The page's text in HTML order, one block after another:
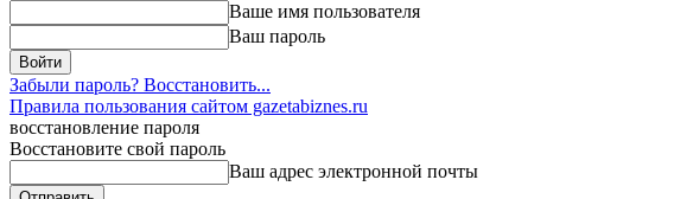
Ваше имя пользователя
Ваш пароль
Забыли пароль? Восстановить...
Правила пользования сайтом gazetabiznes.ru
восстановление пароля
Восстановите свой пароль
Ваш адрес электронной почты